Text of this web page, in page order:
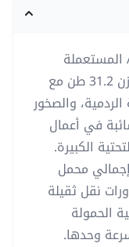
شاحنة النقل المفصلية فولفو A40G المستعملة
موديل 2019 هي شاحنة مفصلية بوزن 31.2 طن مع
الردمية، والصخور
في أعمال
الكبيرة.
24 م³ ووزن إجمالي محمل
لدورات نقل ثقيلة
الحمولة
وحدها.